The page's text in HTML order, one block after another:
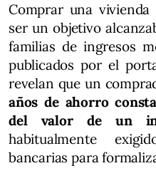
Comprar una
ser un objetivo
familias de ingresos
publicados por el
revelan que un
años de ahorro
del valor de un
habitualmente
bancarias para